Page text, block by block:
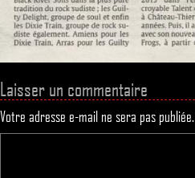
Laisser un commentaire
Votre adresse e-mail ne sera pas publiée.